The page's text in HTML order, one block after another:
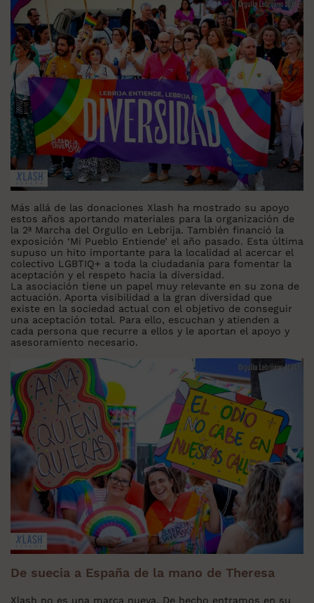
Más allá de las donaciones Xlash ha mostrado su apoyo
estos años aportando materiales para la organización de
la 2ª Marcha del Orgullo en Lebrija. También financió la
exposición ‘Mi Pueblo Entiende’ el año pasado. Esta última
supuso un hito importante para la localidad al acercar el
colectivo LGBTIQ+ a toda la ciudadanía para fomentar la
aceptación y el respeto hacia la diversidad.
La asociación tiene un papel muy relevante en su zona de
actuación. Aporta visibilidad a la gran diversidad que
existe en la sociedad actual con el objetivo de conseguir
una aceptación total. Para ello, escuchan y atienden a
cada persona que recurre a ellos y le aportan el apoyo y
asesoramiento necesario.
De suecia a España de la mano de Theresa
Xlash no es una marca nueva. De hecho entramos en su